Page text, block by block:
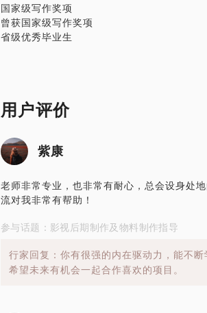
国家级写作奖项
曾获国家级写作奖项
省级优秀毕业生
用户评价
紫康
老师非常专业，也非常有耐心，总会设身处
流对我非常有帮助！
参与话题：影视后期制作及物料制作指导
行家回复：你有很强的内在驱动力，能不
希望未来有机会一起合作喜欢的项目。